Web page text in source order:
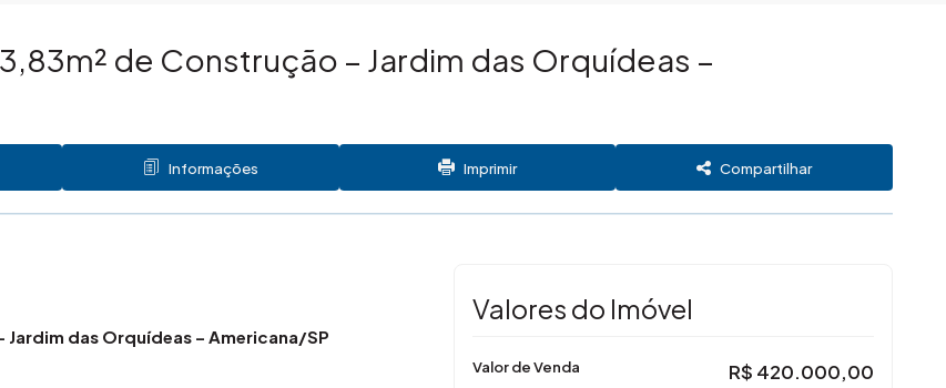
de Construção – Jardim das Orquídeas –
Informações Imprimir Compartilhar
Jardim das Orquídeas – Americana/SP
Valores do Imóvel
R$ 420.000,00
Valor de Venda